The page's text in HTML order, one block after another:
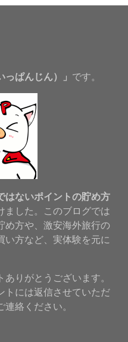
ぱんじん）」 です。
はないポイントの貯め方
ました。このブログでは
め方や、激安海外旅行の
い方など、実体験を元に
りがとうございます。
トには返信させていただ
絡ください。